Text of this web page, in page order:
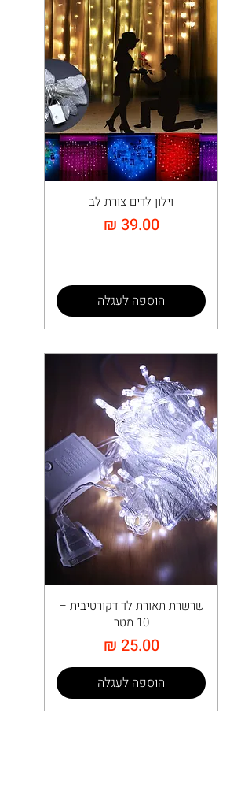
וילון לדים צורת לב
מחיר‏39.00 ‏₪
הוספה לעגלה
שרשרת תאורת לד דקורטיבית –
10 מטר
מחיר‏25.00 ‏₪
הוספה לעגלה